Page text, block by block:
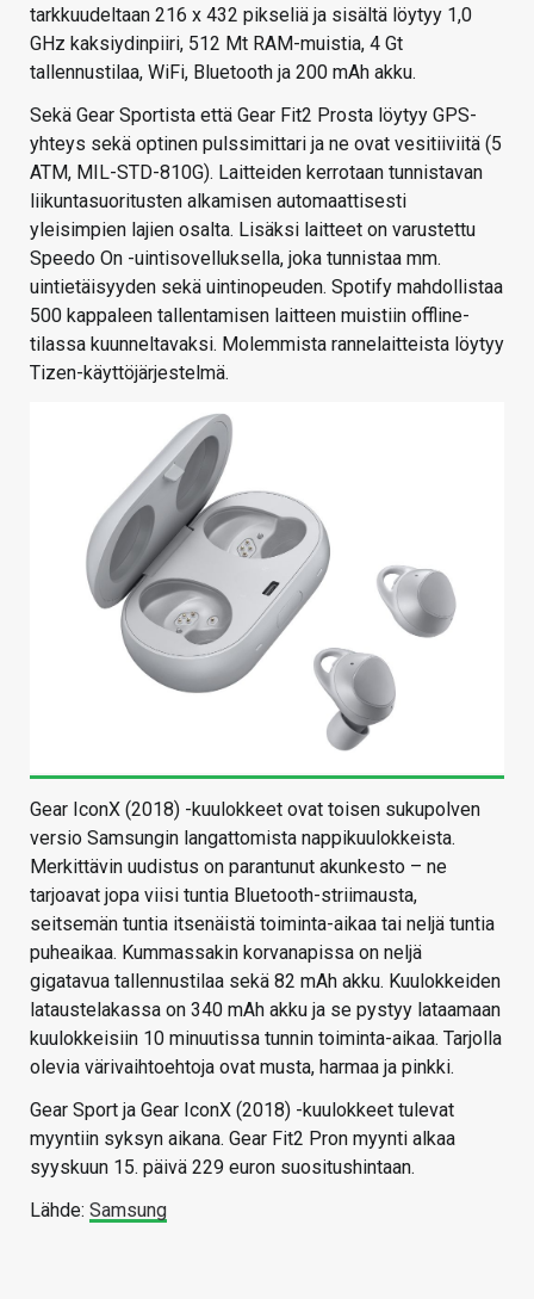
tarkkuudeltaan 216 x 432 pikseliä ja sisältä löytyy 1,0
GHz kaksiydinpiiri, 512 Mt RAM-muistia, 4 Gt
tallennustilaa, WiFi, Bluetooth ja 200 mAh akku.
Sekä Gear Sportista että Gear Fit2 Prosta löytyy GPS-
yhteys sekä optinen pulssimittari ja ne ovat vesitiiviitä (5
ATM, MIL-STD-810G). Laitteiden kerrotaan tunnistavan
liikuntasuoritusten alkamisen automaattisesti
yleisimpien lajien osalta. Lisäksi laitteet on varustettu
Speedo On -uintisovelluksella, joka tunnistaa mm.
uintietäisyyden sekä uintinopeuden. Spotify mahdollistaa
500 kappaleen tallentamisen laitteen muistiin offline-
tilassa kuunneltavaksi. Molemmista rannelaitteista löytyy
Tizen-käyttöjärjestelmä.
Gear IconX (2018) -kuulokkeet ovat toisen sukupolven
versio Samsungin langattomista nappikuulokkeista.
Merkittävin uudistus on parantunut akunkesto – ne
tarjoavat jopa viisi tuntia Bluetooth-striimausta,
seitsemän tuntia itsenäistä toiminta-aikaa tai neljä tuntia
puheaikaa. Kummassakin korvanapissa on neljä
gigatavua tallennustilaa sekä 82 mAh akku. Kuulokkeiden
lataustelakassa on 340 mAh akku ja se pystyy lataamaan
kuulokkeisiin 10 minuutissa tunnin toiminta-aikaa. Tarjolla
olevia värivaihtoehtoja ovat musta, harmaa ja pinkki.
Gear Sport ja Gear IconX (2018) -kuulokkeet tulevat
myyntiin syksyn aikana. Gear Fit2 Pron myynti alkaa
syyskuun 15. päivä 229 euron suositushintaan.
Lähde: Samsung